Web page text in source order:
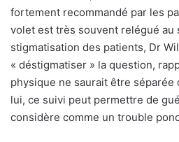
fortement recommandé par les
volet est très souvent relégué au
stigmatisation des patients, Dr
« déstigmatiser » la question,
physique ne saurait être séparée
lui, ce suivi peut permettre de
considère comme un trouble